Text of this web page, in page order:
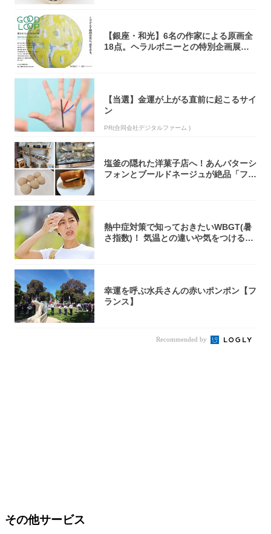
【銀座・和光】6名の作家による原画全
18点。ヘラルボニーとの特別企画展「G
【当選】金運が上がる直前に起こるサイ
ン
PR(合同会社デジタルファーム )
塩釜の隠れた洋菓子店へ！あんバターシ
フォンとブールドネージュが絶品「フー
熱中症対策で知っておきたいWBGT(暑
さ指数)！ 気温との違いや気をつけるべ
幸運を呼ぶ水兵さんの赤いポンポン【フ
ランス】
Recommended by
その他サービス